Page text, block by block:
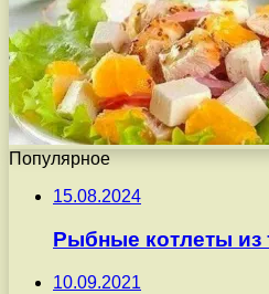
Популярное
15.08.2024
Рыбные котлеты из
10.09.2021